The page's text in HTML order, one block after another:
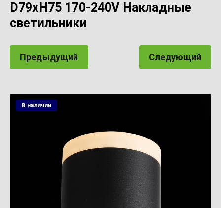
D79xH75 170-240V Накладные
светильники
Предыдущий Следующий
В наличии